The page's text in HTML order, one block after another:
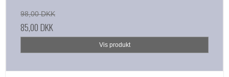
98,00 DKK
85,00 DKK
Vis produkt